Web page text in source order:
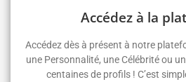
Accédez à la
Accédez dès à présent à notre
une Personnalité, une Célébrité ou
centaines de profils ! C’est